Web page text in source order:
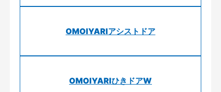
OMOIYARIアシストドア
OMOIYARIひきドアW